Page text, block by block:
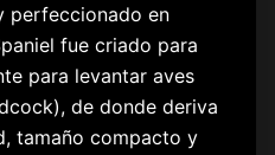
perfeccionado en
fue criado para
para levantar aves
de donde deriva
tamaño compacto y